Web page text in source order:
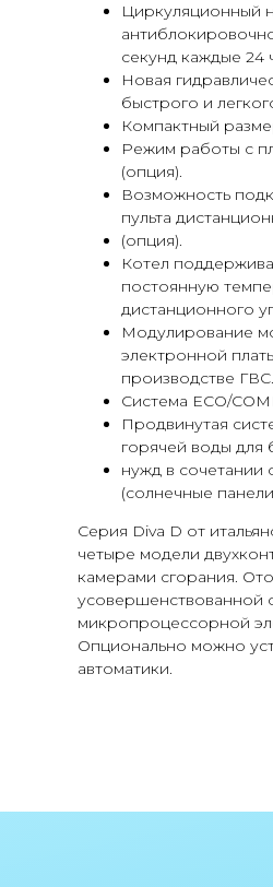
Циркуляционный
секунд каждые 24
Новая
быстрого и
Компактный
Режим работы с
(опция).
Возможность
пульта
(опция).
Котел
постоянную
дистанционного
Модулирование
электронной
производстве ГВС.
Система ECO/
Продвинутая
горячей воды для
нужд в сочетании
(солнечные
Серия Diva D от
четыре модели
камерами сгорания.
усовершенствованной
микропроцессорной
Опционально можно
автоматики.